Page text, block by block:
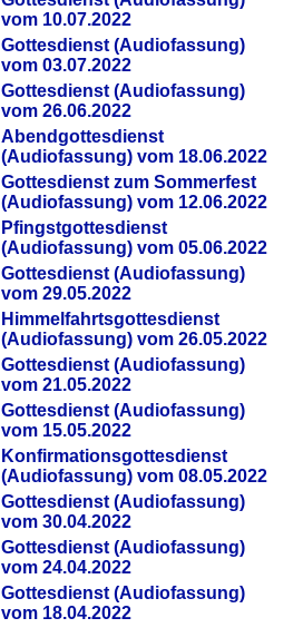
vom 10.07.2022
Gottesdienst (Audiofassung)
vom 03.07.2022
Gottesdienst (Audiofassung)
vom 26.06.2022
Abendgottesdienst
(Audiofassung) vom 18.06.2022
Gottesdienst zum Sommerfest
(Audiofassung) vom 12.06.2022
Pfingstgottesdienst
(Audiofassung) vom 05.06.2022
Gottesdienst (Audiofassung)
vom 29.05.2022
Himmelfahrtsgottesdienst
(Audiofassung) vom 26.05.2022
Gottesdienst (Audiofassung)
vom 21.05.2022
Gottesdienst (Audiofassung)
vom 15.05.2022
Konfirmationsgottesdienst
(Audiofassung) vom 08.05.2022
Gottesdienst (Audiofassung)
vom 30.04.2022
Gottesdienst (Audiofassung)
vom 24.04.2022
Gottesdienst (Audiofassung)
vom 18.04.2022